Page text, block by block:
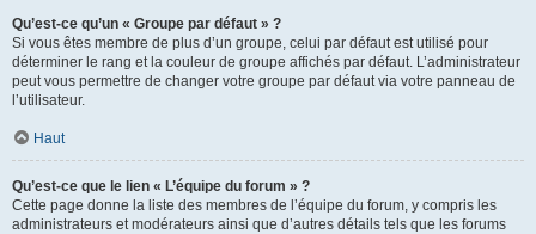
Qu’est-ce qu’un « Groupe par défaut » ?
Si vous êtes membre de plus d’un groupe, celui par défaut est utilisé pour
déterminer le rang et la couleur de groupe affichés par défaut. L’administrateur
peut vous permettre de changer votre groupe par défaut via votre panneau de
l’utilisateur.
Haut
Qu’est-ce que le lien « L’équipe du forum » ?
Cette page donne la liste des membres de l’équipe du forum, y compris les
administrateurs et modérateurs ainsi que d’autres détails tels que les forums